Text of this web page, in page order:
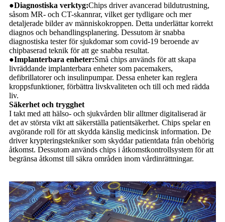
●Diagnostiska verktyg:Chips driver avancerad bildutrustning,
såsom MR- och CT-skannrar, vilket ger tydligare och mer
detaljerade bilder av människokroppen. Detta underlättar korrekt
diagnos och behandlingsplanering. Dessutom är snabba
diagnostiska tester för sjukdomar som covid-19 beroende av
chipbaserad teknik för att ge snabba resultat.
●Implanterbara enheter:Små chips används för att skapa
livräddande implanterbara enheter som pacemakers,
defibrillatorer och insulinpumpar. Dessa enheter kan reglera
kroppsfunktioner, förbättra livskvaliteten och till och med rädda
liv.
Säkerhet och trygghet
I takt med att hälso- och sjukvården blir alltmer digitaliserad är
det av största vikt att säkerställa patientsäkerhet. Chips spelar en
avgörande roll för att skydda känslig medicinsk information. De
driver krypteringstekniker som skyddar patientdata från obehörig
åtkomst. Dessutom används chips i åtkomstkontrollsystem för att
begränsa åtkomst till säkra områden inom vårdinrättningar.